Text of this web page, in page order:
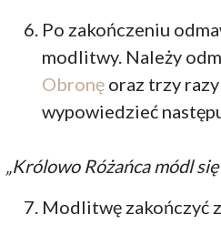
Po zakończeniu
modlitwy. Należy
Obronę oraz trzy
wypowiedzieć
„Królowo Różańca módl się
Modlitwę zakończyć